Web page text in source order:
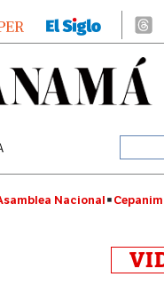
Nacional Cepanim